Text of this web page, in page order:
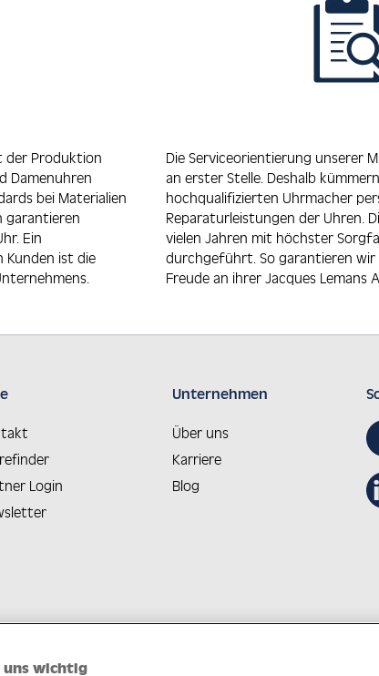
der Produktion
Damenuhren
bei Materialien
garantieren
Ein
Kunden ist die
Die Serviceorientierung unserer
an erster Stelle. Deshalb
hochqualifizierten Uhrmacher
Reparaturleistungen der Uhren.
vielen Jahren mit höchster
durchgeführt. So garantieren wir
Freude an ihrer Jacques Lemans
Login
Unternehmen
Über uns
Karriere
Blog
uns wichtig